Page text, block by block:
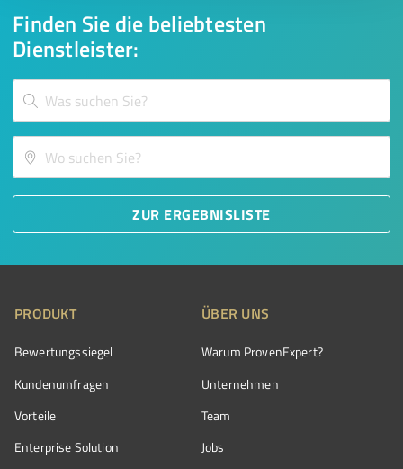
Finden Sie die beliebtesten
Dienstleister:
ZUR ERGEBNISLISTE
PRODUKT
Bewertungssiegel
Kundenumfragen
Vorteile
Enterprise Solution
ÜBER UNS
Warum ProvenExpert?
Unternehmen
Team
Jobs